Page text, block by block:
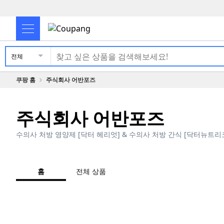
전체
쿠팡 홈 주식회사 어반포즈
주식회사 어반포즈
수의사 처방 영양제 [닥터 헤리엇] & 수의사 처방 간식 [닥터뉴트리
홈 전체 상품